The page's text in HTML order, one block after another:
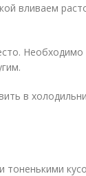
вливаем
Необходимо
в
тоненькими